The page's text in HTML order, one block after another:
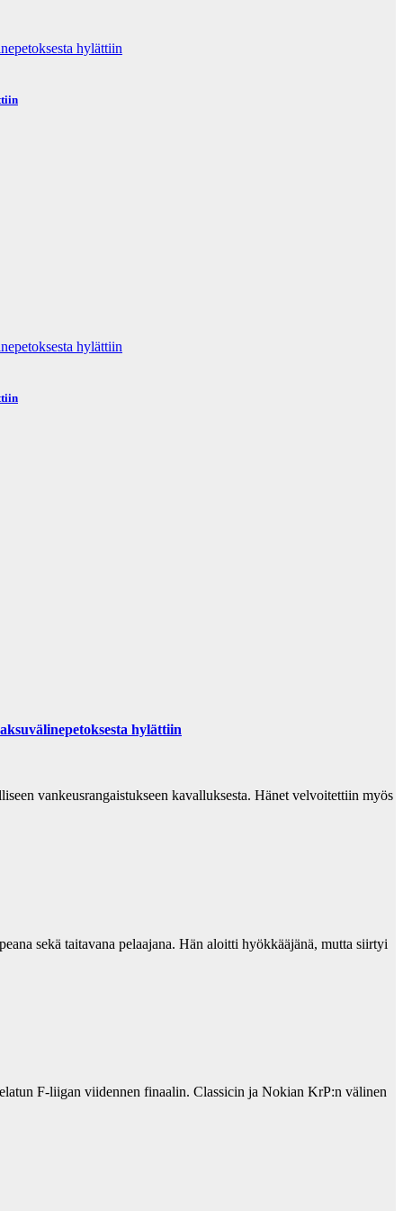
hy­lät­tiin
vankeusrangaistukseen kavalluksesta. Hänet velvoitettiin myös
sekä taitavana pelaajana. Hän aloitti hyökkääjänä, mutta siirtyi
F-liigan viidennen finaalin. Classicin ja Nokian KrP:n välinen